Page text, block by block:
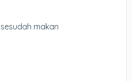
makan